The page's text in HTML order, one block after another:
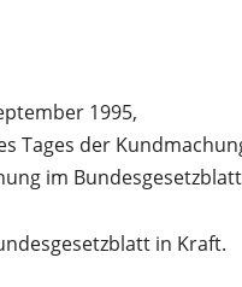
1995,
Tages der
im
in Kraft.